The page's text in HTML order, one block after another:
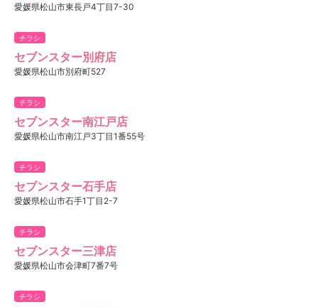
愛媛県松山市東長戸4丁目7-30
チラシ
セブンスター別府店
愛媛県松山市別府町527
チラシ
セブンスター南江戸店
愛媛県松山市南江戸3丁目1番55号
チラシ
セブンスター石手店
愛媛県松山市石手1丁目2-7
チラシ
セブンスター三津店
愛媛県松山市会津町7番7号
チラシ